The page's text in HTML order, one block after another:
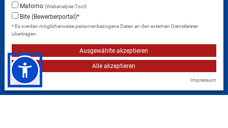
Instagram
Facebook
Matomo(Webanalyse-Tool)
Bite (Bewerberportal)*
* Es werden möglicherweise personenbezogene Daten an den externen Dienstleister
übertragen.
Ausgewählte akzeptieren
Alle akzeptieren
Impressum